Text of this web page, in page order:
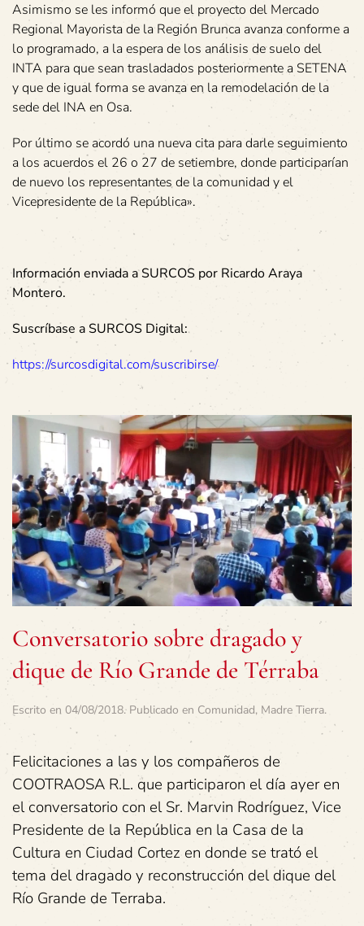
Asimismo se les informó que el proyecto del Mercado
Regional Mayorista de la Región Brunca avanza conforme a
lo programado, a la espera de los análisis de suelo del
INTA para que sean trasladados posteriormente a SETENA
y que de igual forma se avanza en la remodelación de la
sede del INA en Osa.
Por último se acordó una nueva cita para darle seguimiento
a los acuerdos el 26 o 27 de setiembre, donde participarían
de nuevo los representantes de la comunidad y el
Vicepresidente de la República».
Información enviada a SURCOS por Ricardo Araya
Montero.
Suscríbase a SURCOS Digital:
https://surcosdigital.com/suscribirse/
Conversatorio sobre dragado y
dique de Río Grande de Térraba
Escrito en 04/08/2018. Publicado en Comunidad, Madre Tierra.
Felicitaciones a las y los compañeros de
COOTRAOSA R.L. que participaron el día ayer en
el conversatorio con el Sr. Marvin Rodríguez, Vice
Presidente de la República en la Casa de la
Cultura en Ciudad Cortez en donde se trató el
tema del dragado y reconstrucción del dique del
Río Grande de Terraba.